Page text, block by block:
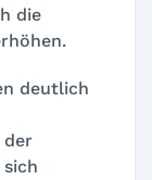
die
deutlich
der